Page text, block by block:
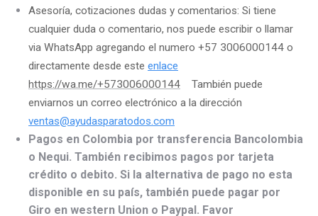
Asesoría, cotizaciones dudas y comentarios: Si tiene
cualquier duda o comentario, nos puede escribir o llamar
via WhatsApp agregando el numero +57 3006000144 o
directamente desde este enlace
https://wa.me/+573006000144 También puede
enviarnos un correo electrónico a la dirección
ventas@ayudasparatodos.com
Pagos en Colombia por transferencia Bancolombia
o Nequi. También recibimos pagos por tarjeta
crédito o debito. Si la alternativa de pago no esta
disponible en su país, también puede pagar por
Giro en western Union o Paypal. Favor